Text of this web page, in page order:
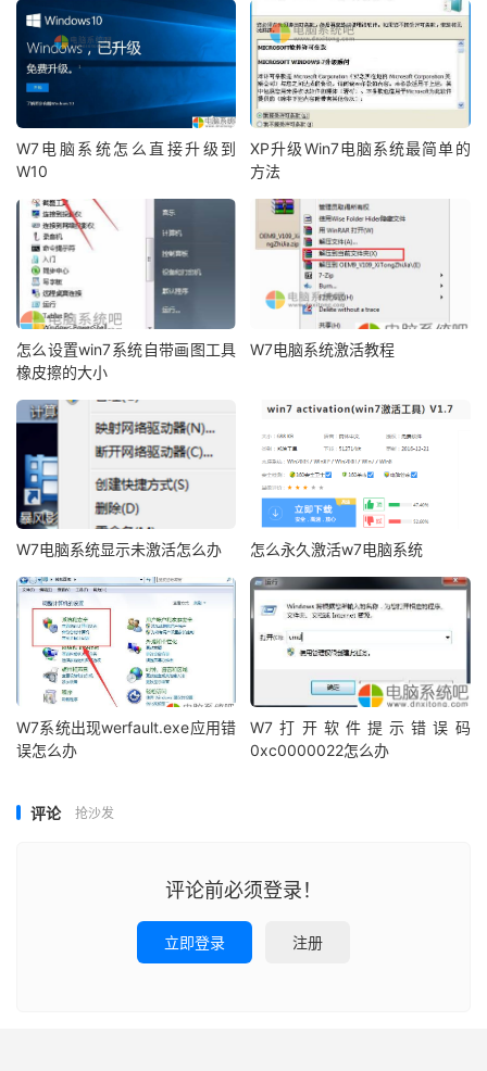
W7电脑系统怎么直接升级到
W10
XP升级Win7电脑系统最简单的
方法
怎么设置win7系统自带画图工具
橡皮擦的大小
W7电脑系统激活教程
W7电脑系统显示未激活怎么办 怎么永久激活w7电脑系统
W7系统出现werfault.exe应用错
误怎么办
W7打开软件提示错误码
0xc0000022怎么办
评论 抢沙发
评论前必须登录！
立即登录 注册